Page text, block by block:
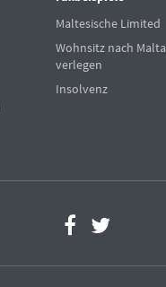
Maltesische Limited
Wohnsitz nach Malta
verlegen
Insolvenz